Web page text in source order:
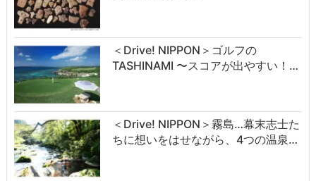
＜Drive! NIPPON＞ゴルフの
TASHINAMI 〜スコアが出やすい！…
＜Drive! NIPPON＞霧島…幕末志士た
ちに想いをはせながら、4つの温泉…